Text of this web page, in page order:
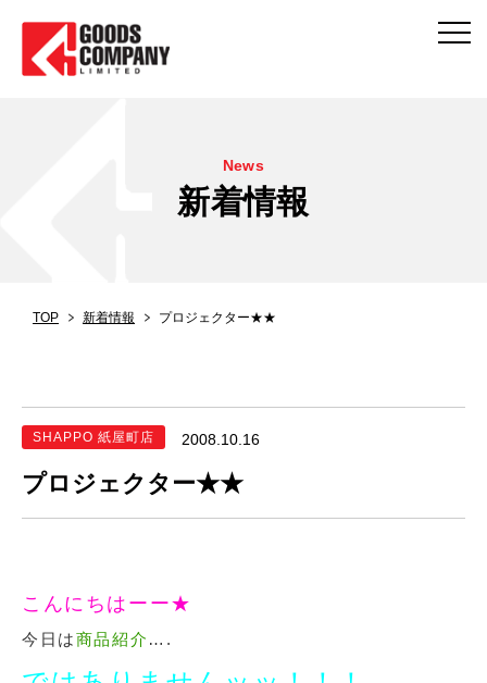
News
新着情報
TOP 新着情報 プロジェクター★★
SHAPPO 紙屋町店 2008.10.16
プロジェクター★★
こんにちはーー★
今日は商品紹介 ….